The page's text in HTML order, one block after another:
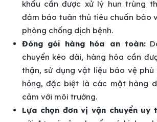
khẩu cần được xử lý hun trùng
đảm bảo tuân thủ tiêu chuẩn bảo
phòng chống dịch bệnh.
Đóng gói hàng hóa an toàn:
chuyển kéo dài, hàng hóa cần
thận, sử dụng vật liệu bảo vệ phù
hỏng, đặc biệt là các mặt hàng
cảm với môi trường.
Lựa chọn đơn vị vận chuyển uy